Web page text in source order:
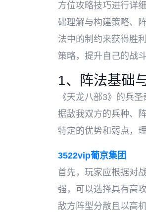
方位攻略技巧进行详
础理解与构建策略、
法中的制约来获得胜
策略，提升自己的战斗
1、阵法基础
《天龙八部3》的兵
据敌我双方的兵种、
特定的优势和弱点，
3522vip葡京集团
首先，玩家应根据对
强，可以选择具有高
敌方阵型分散且以高